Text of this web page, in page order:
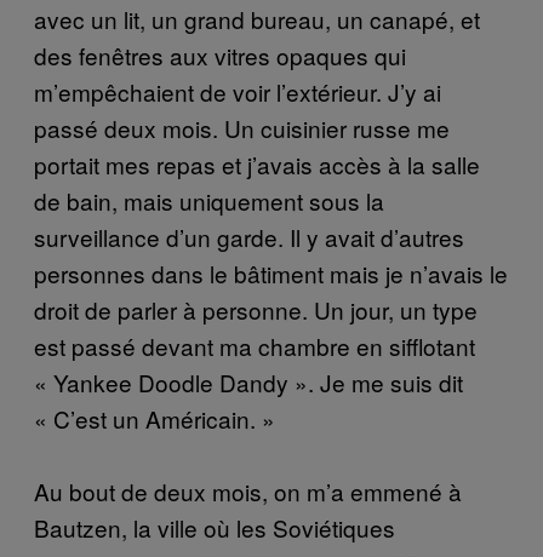
avec un lit, un grand bureau, un canapé, et
des fenêtres aux vitres opaques qui
m’empêchaient de voir l’extérieur. J’y ai
passé deux mois. Un cuisinier russe me
portait mes repas et j’avais accès à la salle
de bain, mais uniquement sous la
surveillance d’un garde. Il y avait d’autres
personnes dans le bâtiment mais je n’avais le
droit de parler à personne. Un jour, un type
est passé devant ma chambre en sifflotant
« Yankee Doodle Dandy ». Je me suis dit
« C’est un Américain. »
Au bout de deux mois, on m’a emmené à
Bautzen, la ville où les Soviétiques